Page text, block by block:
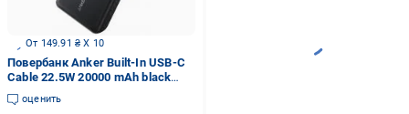
От 149.91 ₴ X 10
Повербанк Anker Built-In USB-C
Cable 22.5W 20000 mAh black
(A110EH11)
оценить